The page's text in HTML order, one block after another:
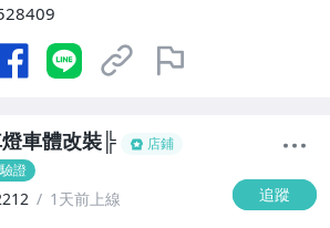
車體改裝╠
店鋪
證
1天前上線 追蹤